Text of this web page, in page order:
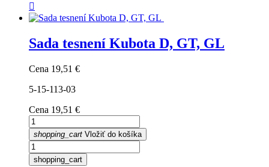

Sada tesnení Kubota D, GT, GL
Cena 19,51 €
5-15-113-03
Cena 19,51 €
shopping_cart Vložiť do košíka
shopping_cart